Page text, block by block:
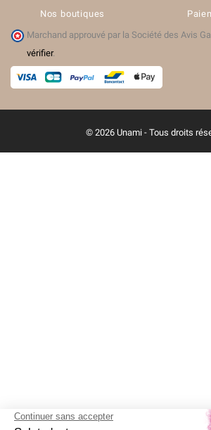
Nos boutiques
Marchand approuvé par la Société des Avis
vérifier.
© 2026 Unami - Tous droits